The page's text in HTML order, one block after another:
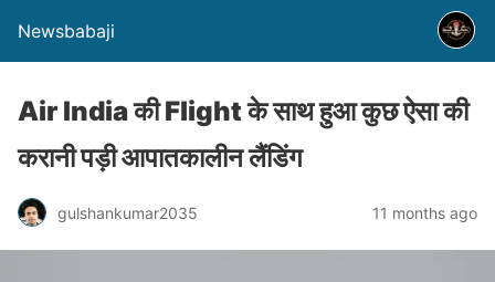
Newsbabaji
Air India की Flight के साथ हुआ कुछ ऐसा की
करानी पड़ी आपातकालीन लैंडिंग
gulshankumar2035 11 months ago